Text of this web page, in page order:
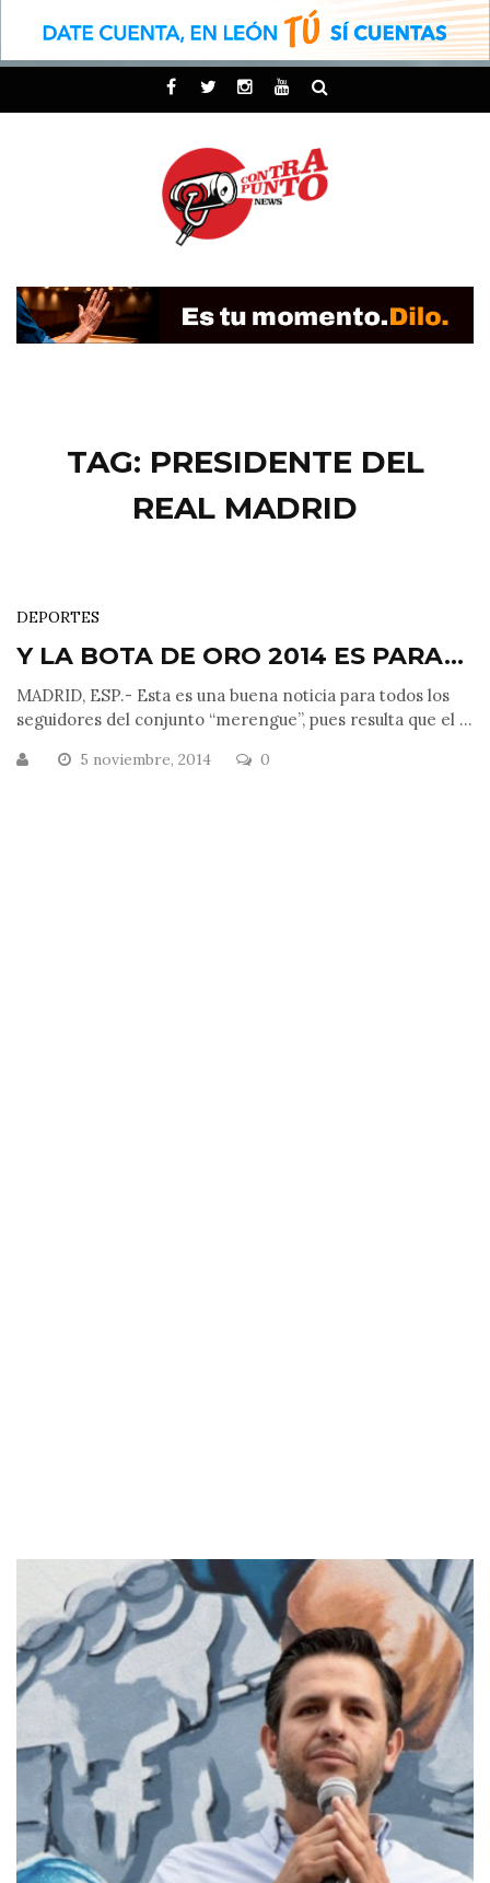
TAG: PRESIDENTE DEL
REAL MADRID
DEPORTES
Y LA BOTA DE ORO 2014 ES PARA…
MADRID, ESP.- Esta es una buena noticia para todos los
seguidores del conjunto “merengue”, pues resulta que el ...
5 noviembre, 2014 0